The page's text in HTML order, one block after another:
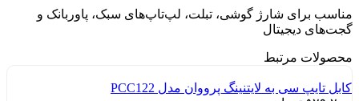
مناسب برای شارژ گوشی، تبلت، لپ‌تاپ‌های سبک، پاوربانک و
گجت‌های دیجیتال
محصولات مرتبط
کابل تایپ سی به لایتنینگ پرووان مدل PCC122